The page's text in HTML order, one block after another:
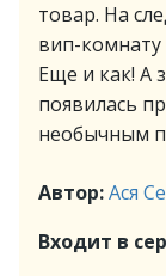
товар. На
вип-комнату
Еще и как! А
появилась
необычным
Автор:Ася
Входит в